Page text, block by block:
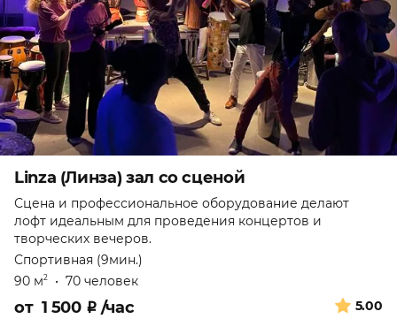
Linza (Линза) зал со сценой
Сцена и профессиональное оборудование делают
лофт идеальным для проведения концертов и
творческих вечеров.
Спортивная (9мин.)
90 м2 • 70 человек
5.00
от 1 500 ₽ /час